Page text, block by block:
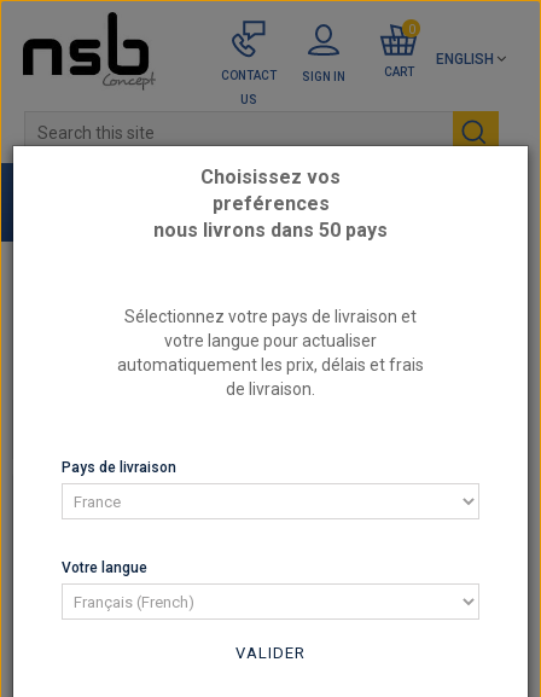
ENGLISH
CONTACT
US
SIGN IN CART
0
2.0L 16v - EA888 Gen1
Screw Connecting rods reinforced VAG 2.0 TFSI
EA113 EA888
Choisissez vos
preférences
nous livrons dans 50 pays
Sélectionnez votre pays de livraison et
votre langue pour actualiser
automatiquement les prix, délais et frais
de livraison.
Pays de livraison
Votre langue
VALIDER